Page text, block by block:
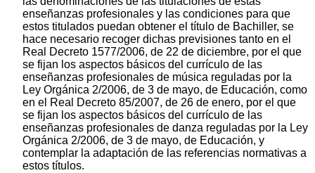
enseñanzas profesionales y las condiciones para que
estos titulados puedan obtener el título de Bachiller, se
hace necesario recoger dichas previsiones tanto en el
Real Decreto 1577/2006, de 22 de diciembre, por el que
se fijan los aspectos básicos del currículo de las
enseñanzas profesionales de música reguladas por la
Ley Orgánica 2/2006, de 3 de mayo, de Educación, como
en el Real Decreto 85/2007, de 26 de enero, por el que
se fijan los aspectos básicos del currículo de las
enseñanzas profesionales de danza reguladas por la Ley
Orgánica 2/2006, de 3 de mayo, de Educación, y
contemplar la adaptación de las referencias normativas a
estos títulos.